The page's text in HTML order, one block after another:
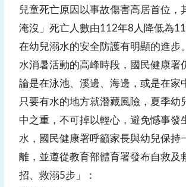
兒童死亡原因以事故傷害高居首位，
淹沒」死亡人數由112年8人降低為
在幼兒溺水的安全防護有明顯的進步
水消暑活動的高峰時段，國民健康署
論是在泳池、溪邊、海邊，或是在家
只要有水的地方就潛藏風險，夏季幼
中之重，不可掉以輕心，避免憾事發
水，國民健康署呼籲家長與幼兒保持
離，並遵從教育部體育署發布自救及
招、救溺5步」：